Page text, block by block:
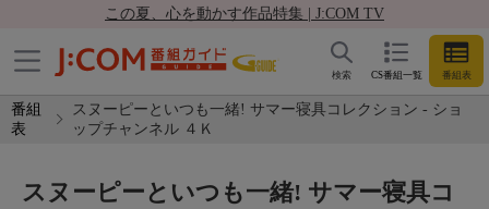
この夏、心を動かす作品特集 | J:COM TV
CS番組一覧 番組表
検索
番組
表
スヌーピーといつも一緒! サマー寝具コレクション - ショ
ップチャンネル ４Ｋ
スヌーピーといつも一緒! サマー寝具コ